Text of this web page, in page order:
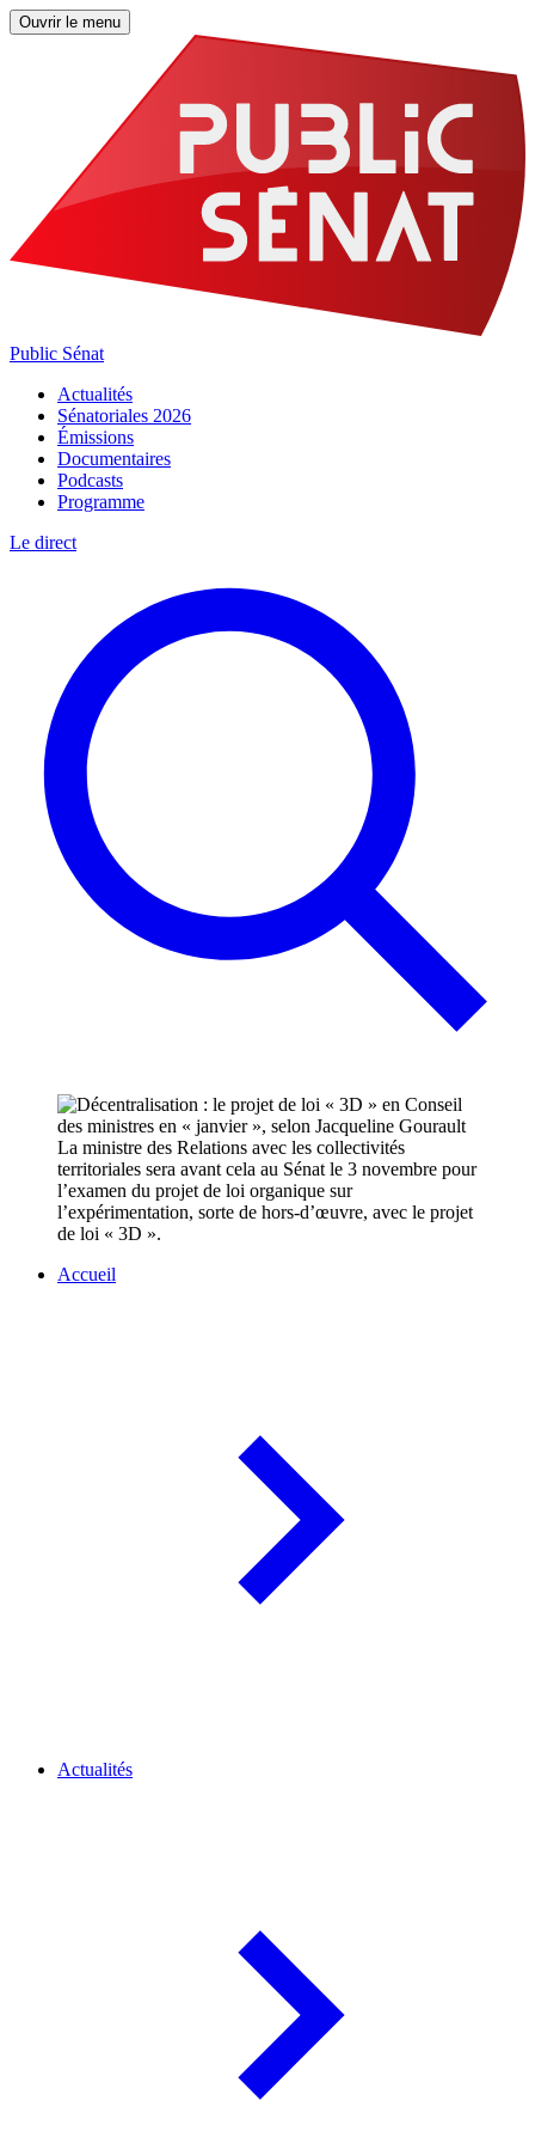
Ouvrir le menu
Public Sénat
Actualités
Sénatoriales 2026
Émissions
Documentaires
Podcasts
Programme
Le direct
La ministre des Relations avec les collectivités
territoriales sera avant cela au Sénat le 3 novembre pour
l’examen du projet de loi organique sur
l’expérimentation, sorte de hors-d’œuvre, avec le projet
de loi « 3D ».
Accueil
Actualités